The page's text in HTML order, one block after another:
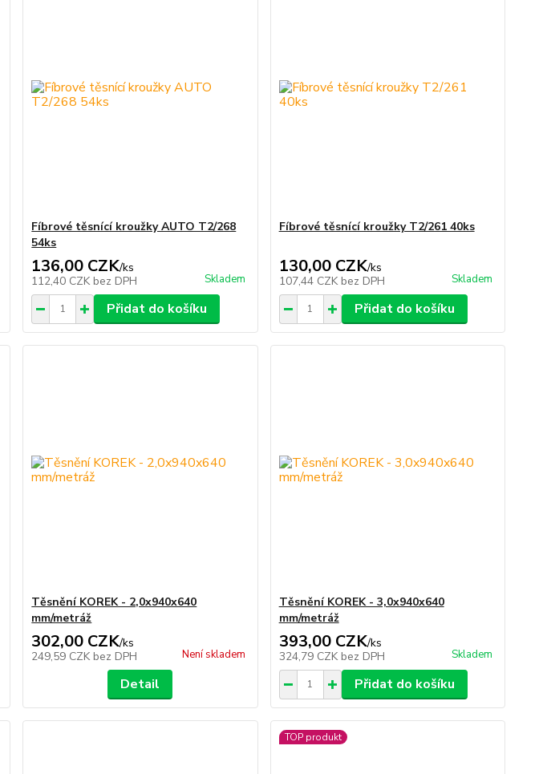
Fíbrové těsnící kroužky AUTO T2/268
54ks
136,00 CZK/ks
112,40 CZK bez DPH Skladem
Přidat do košíku
Fíbrové těsnící kroužky T2/261 40ks
130,00 CZK/ks
107,44 CZK bez DPH Skladem
Přidat do košíku
Těsnění KOREK - 2,0x940x640
mm/metráž
302,00 CZK/ks
249,59 CZK bez DPH Není skladem
Detail
Těsnění KOREK - 3,0x940x640
mm/metráž
393,00 CZK/ks
324,79 CZK bez DPH Skladem
Přidat do košíku
TOP produkt